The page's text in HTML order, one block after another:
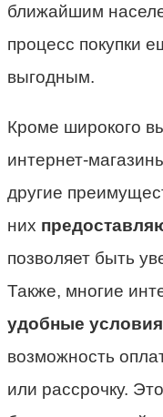
ближайшим
процесс покупки
выгодным.
Кроме широкого
интернет-
другие
них
позволяет быть
Также, многие
удобные
возможность
или рассрочку.